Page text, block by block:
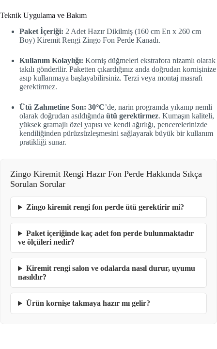
Teknik Uygulama ve Bakım
Paket İçeriği: 2 Adet Hazır Dikilmiş (160 cm En x 260 cm
Boy) Kiremit Rengi Zingo Fon Perde Kanadı.
Kullanım Kolaylığı: Korniş düğmeleri ekstrafora nizamlı olarak
takılı gönderilir. Paketten çıkardığınız anda doğrudan kornişinize
asıp kullanmaya başlayabilirsiniz. Terzi veya montaj masrafı
gerektirmez.
Ütü Zahmetine Son: 30°C’de, narin programda yıkanıp nemli
olarak doğrudan asıldığında ütü gerektirmez. Kumaşın kaliteli,
yüksek gramajlı özel yapısı ve kendi ağırlığı, pencerelerinizde
kendiliğinden pürüzsüzleşmesini sağlayarak büyük bir kullanım
pratikliği sunar.
Zingo Kiremit Rengi Hazır Fon Perde Hakkında Sıkça
Sorulan Sorular
Zingo kiremit rengi fon perde ütü gerektirir mi?
Paket içeriğinde kaç adet fon perde bulunmaktadır
ve ölçüleri nedir?
Kiremit rengi salon ve odalarda nasıl durur, uyumu
nasıldır?
Ürün kornişe takmaya hazır mı gelir?